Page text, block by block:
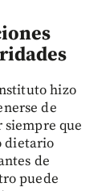
hizo
de
que
dietario
de
puede